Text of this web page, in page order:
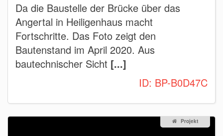
Da die Baustelle der Brücke über das
Angertal in Heiligenhaus macht
Fortschritte. Das Foto zeigt den
Bautenstand im April 2020. Aus
bautechnischer Sicht [...]
ID: BP-B0D47C
Projekt